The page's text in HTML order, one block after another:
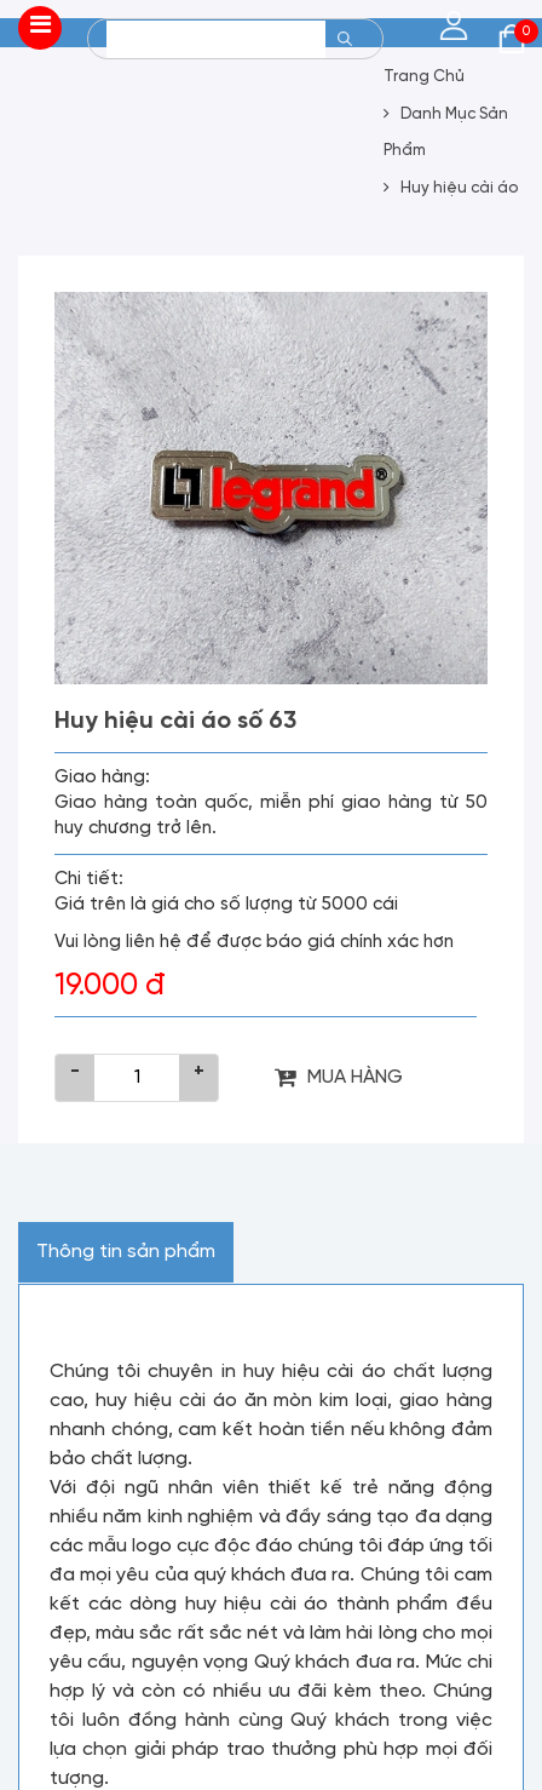
0
Trang Chủ
Danh Mục Sản
Phẩm
Huy hiệu cài áo
Huy hiệu cài áo số 63
Giao hàng:
Giao hàng toàn quốc, miễn phí giao hàng từ 50
huy chương trở lên.
Chi tiết:
Giá trên là giá cho số lượng từ 5000 cái
Vui lòng liên hệ để được báo giá chính xác hơn
19.000 đ
- + MUA HÀNG
Thông tin sản phẩm
Chúng tôi chuyên in huy hiệu cài áo chất lượng
cao, huy hiệu cài áo ăn mòn kim loại, giao hàng
nhanh chóng, cam kết hoàn tiền nếu không đảm
bảo chất lượng.
Với đội ngũ nhân viên thiết kế trẻ năng động
nhiều năm kinh nghiệm và đầy sáng tạo đa dạng
các mẫu logo cực độc đáo chúng tôi đáp ứng tối
đa mọi yêu của quý khách đưa ra. Chúng tôi cam
kết các dòng huy hiệu cài áo thành phẩm đều
đẹp, màu sắc rất sắc nét và làm hài lòng cho mọi
yêu cầu, nguyện vọng Quý khách đưa ra. Mức chi
hợp lý và còn có nhiều ưu đãi kèm theo. Chúng
tôi luôn đồng hành cùng Quý khách trong việc
lựa chọn giải pháp trao thưởng phù hợp mọi đối
tượng.